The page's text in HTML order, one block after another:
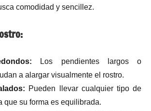
comodidad y sencillez.
Los pendientes largos o
a alargar visualmente el rostro.
Pueden llevar cualquier tipo de
que su forma es equilibrada.